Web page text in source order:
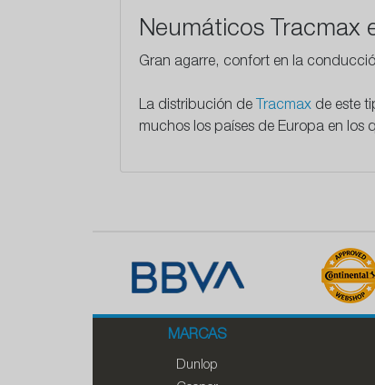
Neumáticos Tracmax
Gran agarre, confort en la
La distribución de Tracmax de este
muchos los países de Europa en los
MARCAS
Dunlop